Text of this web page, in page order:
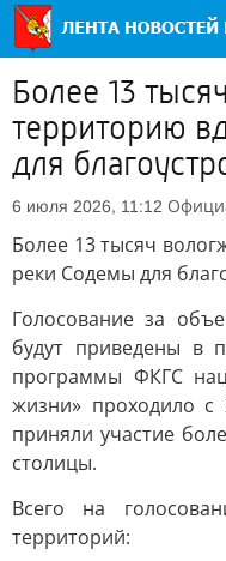
Более 13
территорию
для
6 июля 2026, 11:12
Более 13 тысяч
реки Содемы для
Голосование за
будут приведены в
программы ФКГС
жизни» проходило
приняли участие
столицы.
Всего на
территорий: